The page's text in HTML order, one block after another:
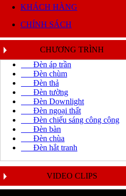
KHÁCH HÀNG
CHÍNH SÁCH
CHƯƠNG TRÌNH
Đèn áp trần
Đèn chùm
Đèn thả
Đèn tường
Đèn Downlight
Đèn ngoại thất
Đèn chiếu sáng công cộng
Đèn bàn
Đèn chùa
Đèn hắt tranh
VIDEO CLIPS